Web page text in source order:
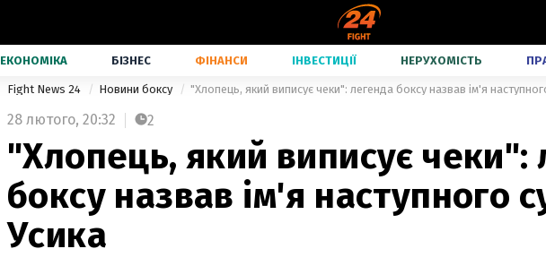
ЕКОНОМІКА БІЗНЕС ФІНАНСИ ІНВЕСТИЦІЇ НЕРУХОМІСТЬ
Fight News 24 Новини боксу "Хлопець, який виписує чеки": легенда боксу назвав ім'я
28 лютого, 20:32 2
"Хлопець, який виписує чеки":
боксу назвав ім'я наступного
Усика